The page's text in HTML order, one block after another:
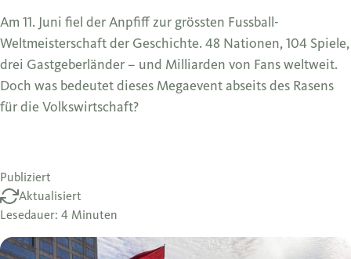
Am 11. Juni fiel der Anpfiff zur grössten Fussball-
Weltmeisterschaft der Geschichte. 48 Nationen, 104 Spiele,
drei Gastgeberländer – und Milliarden von Fans weltweit.
Doch was bedeutet dieses Megaevent abseits des Rasens
für die Volkswirtschaft?
Publiziert
Aktualisiert
Lesedauer: 4 Minuten